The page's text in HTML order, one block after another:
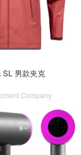
男款夹克
Company